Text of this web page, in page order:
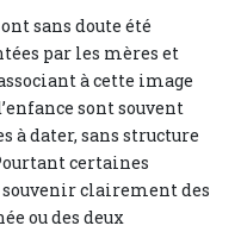
sans doute été
par les mères et
à cette image
sont souvent
à dater, sans structure
certaines
clairement des
ou des deux